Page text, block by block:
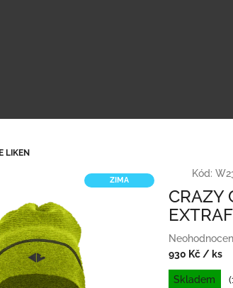
LIKEN
ZIMA
Kód:
CRAZY
Průměrné
hodnocení
je
930 Kč / ks
Měrná
cena:
Skladem